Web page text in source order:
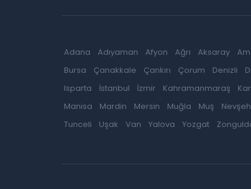
Adana Adıyaman Afyon Ağrı Aksaray
Bursa
Çanakkale Çankırı Çorum Denizli
Isparta
İstanbul İzmir Kahramanmaraş
Manisa
Mardin Mersin Muğla Muş
Tunceli
Uşak Van Yalova Yozgat